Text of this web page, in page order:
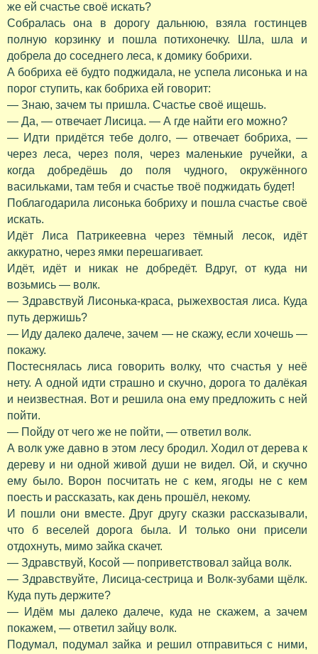
же ей счастье своё искать?
Собралась она в дорогу дальнюю, взяла гостинцев
полную корзинку и пошла потихонечку. Шла, шла и
добрела до соседнего леса, к домику бобрихи.
А бобриха её будто поджидала, не успела лисонька и на
порог ступить, как бобриха ей говорит:
— Знаю, зачем ты пришла. Счастье своё ищешь.
— Да, — отвечает Лисица. — А где найти его можно?
— Идти придётся тебе долго, — отвечает бобриха, —
через леса, через поля, через маленькие ручейки, а
когда добредёшь до поля чудного, окружённого
васильками, там тебя и счастье твоё поджидать будет!
Поблагодарила лисонька бобриху и пошла счастье своё
искать.
Идёт Лиса Патрикеевна через тёмный лесок, идёт
аккуратно, через ямки перешагивает.
Идёт, идёт и никак не добредёт. Вдруг, от куда ни
возьмись — волк.
— Здравствуй Лисонька-краса, рыжехвостая лиса. Куда
путь держишь?
— Иду далеко далече, зачем — не скажу, если хочешь —
покажу.
Постеснялась лиса говорить волку, что счастья у неё
нету. А одной идти страшно и скучно, дорога то далёкая
и неизвестная. Вот и решила она ему предложить с ней
пойти.
— Пойду от чего же не пойти, — ответил волк.
А волк уже давно в этом лесу бродил. Ходил от дерева к
дереву и ни одной живой души не видел. Ой, и скучно
ему было. Ворон посчитать не с кем, ягоды не с кем
поесть и рассказать, как день прошёл, некому.
И пошли они вместе. Друг другу сказки рассказывали,
что б веселей дорога была. И только они присели
отдохнуть, мимо зайка скачет.
— Здравствуй, Косой — поприветствовал зайца волк.
— Здравствуйте, Лисица-сестрица и Волк-зубами щёлк.
Куда путь держите?
— Идём мы далеко далече, куда не скажем, а зачем
покажем, — ответил зайцу волк.
Подумал, подумал зайка и решил отправиться с ними,